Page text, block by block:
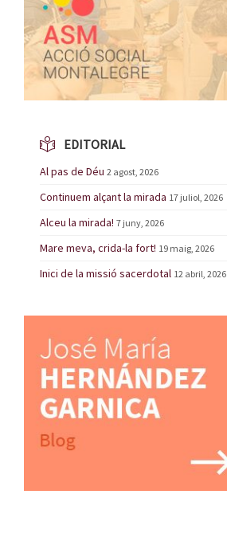
EDITORIAL
Al pas de Déu 2 agost, 2026
Continuem alçant la mirada 17 juliol, 2026
Alceu la mirada! 7 juny, 2026
Mare meva, crida-la fort! 19 maig, 2026
Inici de la missió sacerdotal 12 abril, 2026